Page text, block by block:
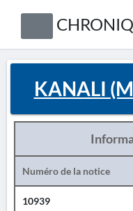
KANALI
Numéro de la notice
10939